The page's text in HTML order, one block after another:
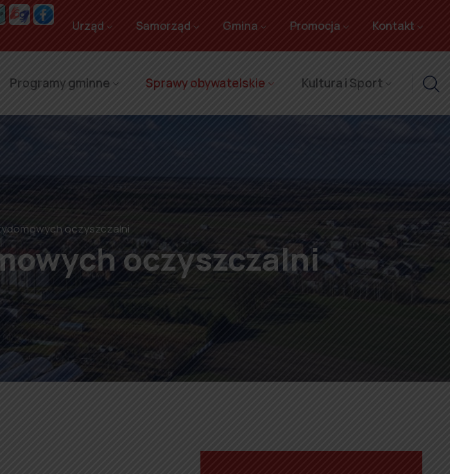
Urząd Samorząd Gmina Promocja Kontakt
Programy gminne Sprawy obywatelskie Kultura i Sport
oczyszczalni
oczyszczalni